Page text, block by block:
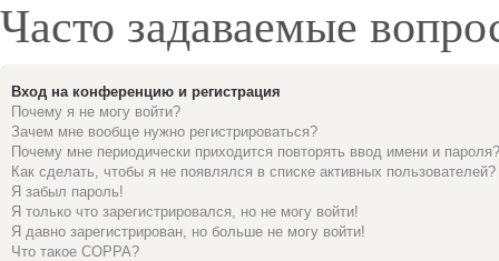
Часто задаваемые
Вход на конференцию и регистрация
Почему я не могу войти?
Зачем мне вообще нужно регистрироваться?
Почему мне периодически приходится повторять ввод имени и пароля?
Как сделать, чтобы я не появлялся в списке активных пользователей?
Я забыл пароль!
Я только что зарегистрировался, но не могу войти!
Я давно зарегистрирован, но больше не могу войти!
Что такое COPPA?